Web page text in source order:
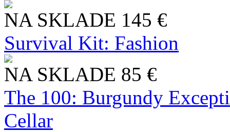
NA SKLADE 145 €
Survival Kit: Fashion
NA SKLADE 85 €
The 100: Burgundy
Cellar